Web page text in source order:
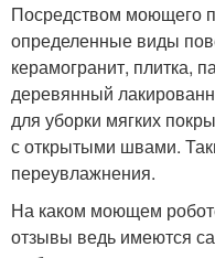
Посредством моющего
определенные виды
керамогранит, плитка,
деревянный
для уборки мягких
с открытыми швами.
переувлажнения.
На каком моющем
отзывы ведь имеются